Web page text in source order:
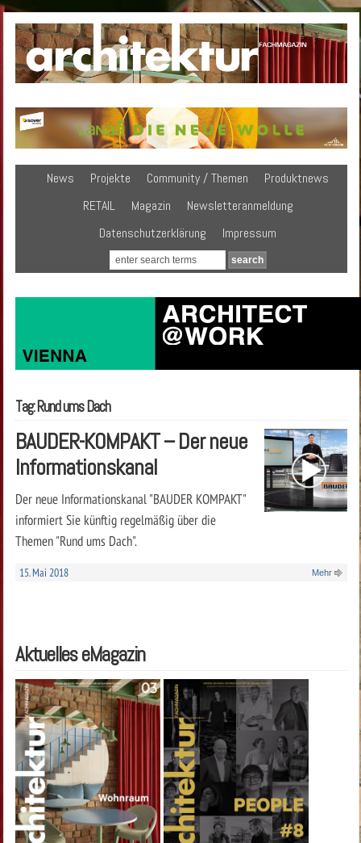
News Projekte Community / Themen
Produktnews
RETAIL
Magazin
Newsletteranmeldung
Datenschutzerklärung
Impressum
Tag: Rund ums Dach
BAUDER-KOMPAKT – Der neue
Informationskanal
Der neue Informationskanal "BAUDER KOMPAKT"
informiert Sie künftig regelmäßig über die
Themen "Rund ums Dach".
15. Mai 2018 Mehr
Aktuelles eMagazin